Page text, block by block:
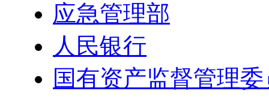
应急管理部
人民银行
国有资产监督管理